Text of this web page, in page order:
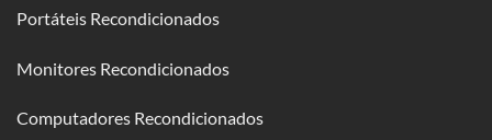
Portáteis Recondicionados
Monitores Recondicionados
Computadores Recondicionados